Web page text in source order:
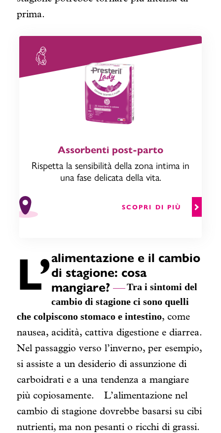
prima.
Assorbenti post-parto
Rispetta la sensibilità della zona intima in
una fase delicata della vita.
SCOPRI DI PIÙ
L’alimentazione e il cambio
di stagione: cosa
mangiare?
Tra i sintomi del
cambio di stagione ci sono quelli
che colpiscono stomaco e intestino, come
nausea, acidità, cattiva digestione e diarrea.
Nel passaggio verso l’inverno, per esempio,
si assiste a un desiderio di assunzione di
carboidrati e a una tendenza a mangiare
più copiosamente.
L’alimentazione nel
cambio di stagione dovrebbe basarsi su cibi
nutrienti, ma non pesanti o ricchi di grassi.